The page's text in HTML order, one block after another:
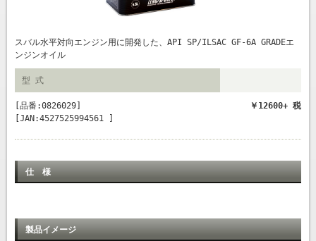
スバル水平対向エンジン用に開発した、API SP/ILSAC GF-6A GRADEエ
ンジンオイル
型 式
[品番:0826029]
￥12600+ 税
[JAN:4527525994561 ]
仕 様
製品イメージ